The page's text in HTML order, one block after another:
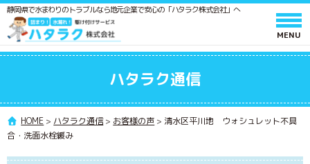
静岡県で水まわりのトラブルなら地元企業で安心の「ハタラク株式会社」へ
ホーム
サービスと料金
作業の流れ
よくあるご質問
ハタラク通信
HOME > ハタラク通信> お客様の声 > 清水区平川地 ウォシュレット不具
合・洗面水栓緩み